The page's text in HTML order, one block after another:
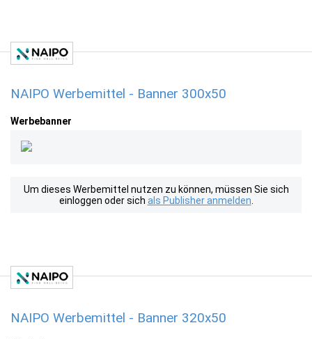
NAIPO Werbemittel - Banner 300x50
Werbebanner
Um dieses Werbemittel nutzen zu können, müssen Sie sich
einloggen oder sich als Publisher anmelden
NAIPO Werbemittel - Banner 320x50